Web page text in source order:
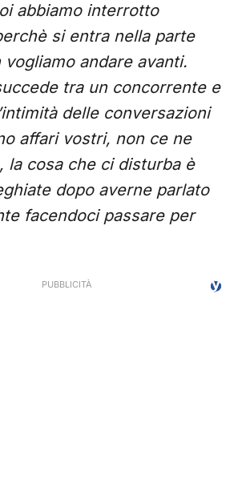
abbiamo interrotto
si entra nella parte
andare avanti.
tra un concorrente e
delle conversazioni
affari vostri, non ce ne
la cosa che ci disturba è
dopo averne parlato
facendoci passare per